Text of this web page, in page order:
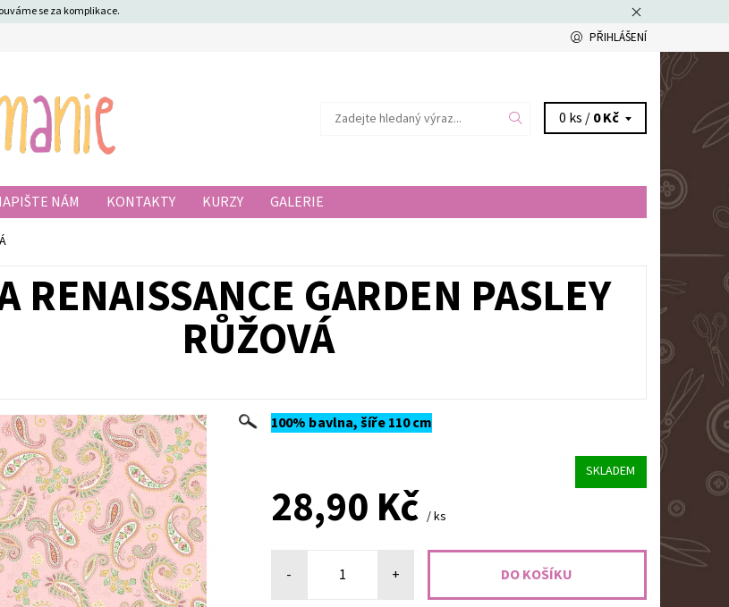
se za komplikace.
PŘIHLÁŠENÍ
0 ks /0 Kč
NÁM KONTAKTY KURZY GALERIE
RENAISSANCE GARDEN PASLEY
RŮŽOVÁ
100% bavlna, šíře 110 cm
SKLADEM
28,90 Kč / ks
- +